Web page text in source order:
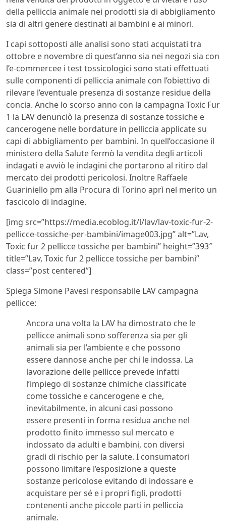
della pelliccia animale nei prodotti sia di abbigliamento
sia di altri genere destinati ai bambini e ai minori.
I capi sottoposti alle analisi sono stati acquistati tra
ottobre e novembre di quest’anno sia nei negozi sia con
l’e-commercee i test tossicologici sono stati effettuati
sulle componenti di pelliccia animale con l’obiettivo di
rilevare l’eventuale presenza di sostanze residue della
concia. Anche lo scorso anno con la campagna Toxic Fur
1 la LAV denunciò la presenza di sostanze tossiche e
cancerogene nelle bordature in pelliccia applicate su
capi di abbigliamento per bambini. In quell’occasione il
ministero della Salute fermò la vendita degli articoli
indagati e avviò le indagini che portarono al ritiro dal
mercato dei prodotti pericolosi. Inoltre Raffaele
Guariniello pm alla Procura di Torino aprì nel merito un
fascicolo di indagine.
[img src=”https://media.ecoblog.it/l/lav/lav-toxic-fur-2-
pellicce-tossiche-per-bambini/image003.jpg” alt=”Lav,
Toxic fur 2 pellicce tossiche per bambini” height=”393″
title=”Lav, Toxic fur 2 pellicce tossiche per bambini”
class=”post centered”]
Spiega Simone Pavesi responsabile LAV campagna
pellicce:
Ancora una volta la LAV ha dimostrato che le
pellicce animali sono sofferenza sia per gli
animali sia per l’ambiente e che possono
essere dannose anche per chi le indossa. La
lavorazione delle pellicce prevede infatti
l’impiego di sostanze chimiche classificate
come tossiche e cancerogene e che,
inevitabilmente, in alcuni casi possono
essere presenti in forma residua anche nel
prodotto finito immesso sul mercato e
indossato da adulti e bambini, con diversi
gradi di rischio per la salute. I consumatori
possono limitare l’esposizione a queste
sostanze pericolose evitando di indossare e
acquistare per sé e i propri figli, prodotti
contenenti anche piccole parti in pelliccia
animale.